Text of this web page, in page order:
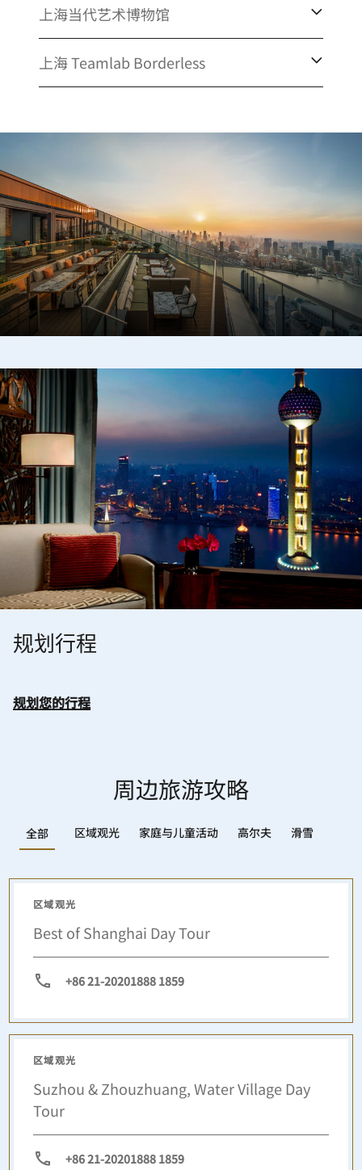
上海当代艺术博物馆
上海 Teamlab Borderless
规划行程
规划您的行程
周边旅游攻略
全部 区域观光 家庭与儿童活动 高尔夫 滑雪
区域观光
Best of Shanghai Day Tour
+86 21-20201888 1859
区域观光
Suzhou & Zhouzhuang, Water Village Day
Tour
+86 21-20201888 1859